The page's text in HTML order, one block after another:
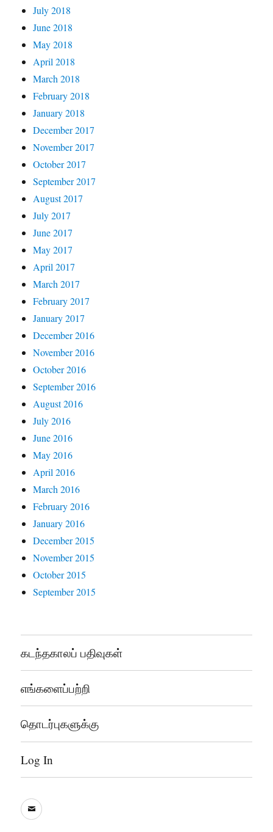
July 2018
June 2018
May 2018
April 2018
March 2018
February 2018
January 2018
December 2017
November 2017
October 2017
September 2017
August 2017
July 2017
June 2017
May 2017
April 2017
March 2017
February 2017
January 2017
December 2016
November 2016
October 2016
September 2016
August 2016
July 2016
June 2016
May 2016
April 2016
March 2016
February 2016
January 2016
December 2015
November 2015
October 2015
September 2015
கடந்தகாலப் பதிவுகள்
எங்களைப்பற்றி
தொடர்புகளுக்கு
Log In
sooddram@gmail.com